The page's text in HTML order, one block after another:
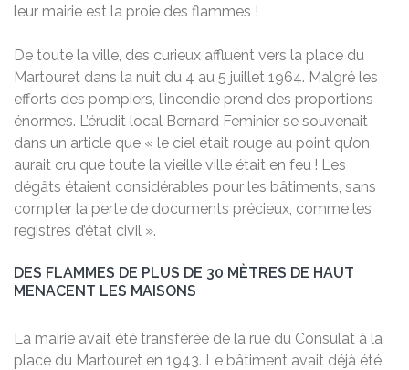
leur mairie est la proie des flammes !
De toute la ville, des curieux affluent vers la place du
Martouret dans la nuit du 4 au 5 juillet 1964. Malgré les
efforts des pompiers, l’incendie prend des proportions
énormes. L’érudit local Bernard Feminier se souvenait
dans un article que « le ciel était rouge au point qu’on
aurait cru que toute la vieille ville était en feu ! Les
dégâts étaient considérables pour les bâtiments, sans
compter la perte de documents précieux, comme les
registres d’état civil ».
DES FLAMMES DE PLUS DE 30 MÈTRES DE HAUT
MENACENT LES MAISONS
La mairie avait été transférée de la rue du Consulat à la
place du Martouret en 1943. Le bâtiment avait déjà été